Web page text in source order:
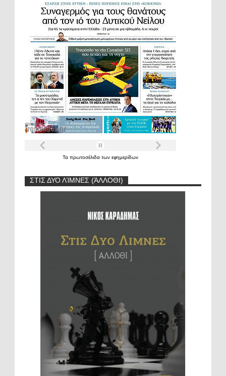
Τα πρωτοσέλιδα των εφημερίδων
ΣΤΙΣ ΔΥΟ ΛΊΜΝΕΣ (ΆΛΛΟΘΙ)